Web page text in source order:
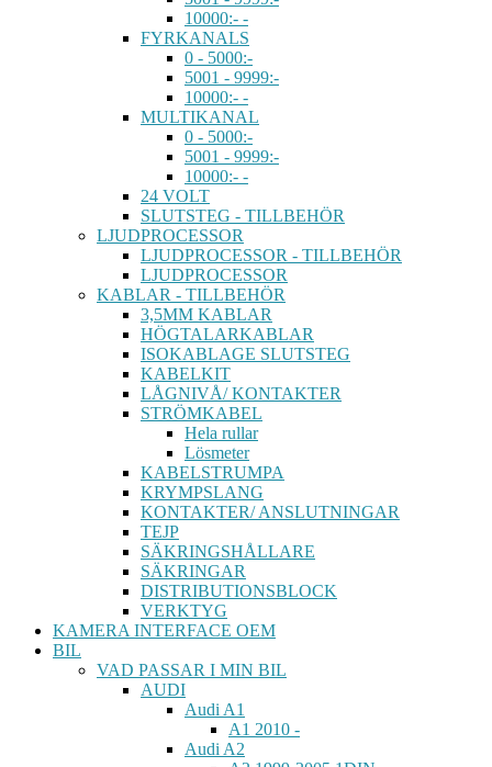
10000:- -
FYRKANALS
0 - 5000:-
5001 - 9999:-
10000:- -
MULTIKANAL
0 - 5000:-
5001 - 9999:-
10000:- -
24 VOLT
SLUTSTEG - TILLBEHÖR
LJUDPROCESSOR
LJUDPROCESSOR - TILLBEHÖR
LJUDPROCESSOR
KABLAR - TILLBEHÖR
3,5MM KABLAR
HÖGTALARKABLAR
ISOKABLAGE SLUTSTEG
KABELKIT
LÅGNIVÅ/ KONTAKTER
STRÖMKABEL
Hela rullar
Lösmeter
KABELSTRUMPA
KRYMPSLANG
KONTAKTER/ ANSLUTNINGAR
TEJP
SÄKRINGSHÅLLARE
SÄKRINGAR
DISTRIBUTIONSBLOCK
VERKTYG
KAMERA INTERFACE OEM
BIL
VAD PASSAR I MIN BIL
AUDI
Audi A1
A1 2010 -
Audi A2